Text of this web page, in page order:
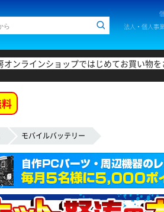
法人・個人事
オンラインショップではじめてお買い物
モバイルバッテリー